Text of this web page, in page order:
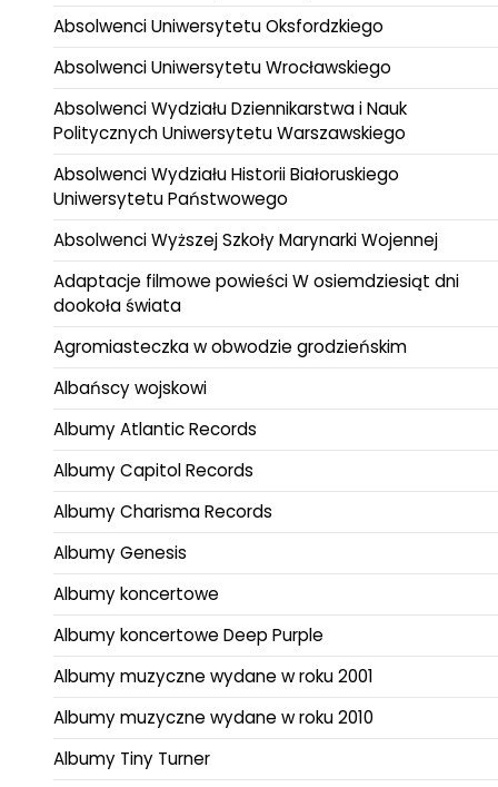
Absolwenci Uniwersytetu Oksfordzkiego
Absolwenci Uniwersytetu Wrocławskiego
Absolwenci Wydziału Dziennikarstwa i Nauk
Politycznych Uniwersytetu Warszawskiego
Absolwenci Wydziału Historii Białoruskiego
Uniwersytetu Państwowego
Absolwenci Wyższej Szkoły Marynarki Wojennej
Adaptacje filmowe powieści W osiemdziesiąt dni
dookoła świata
Agromiasteczka w obwodzie grodzieńskim
Albańscy wojskowi
Albumy Atlantic Records
Albumy Capitol Records
Albumy Charisma Records
Albumy Genesis
Albumy koncertowe
Albumy koncertowe Deep Purple
Albumy muzyczne wydane w roku 2001
Albumy muzyczne wydane w roku 2010
Albumy Tiny Turner